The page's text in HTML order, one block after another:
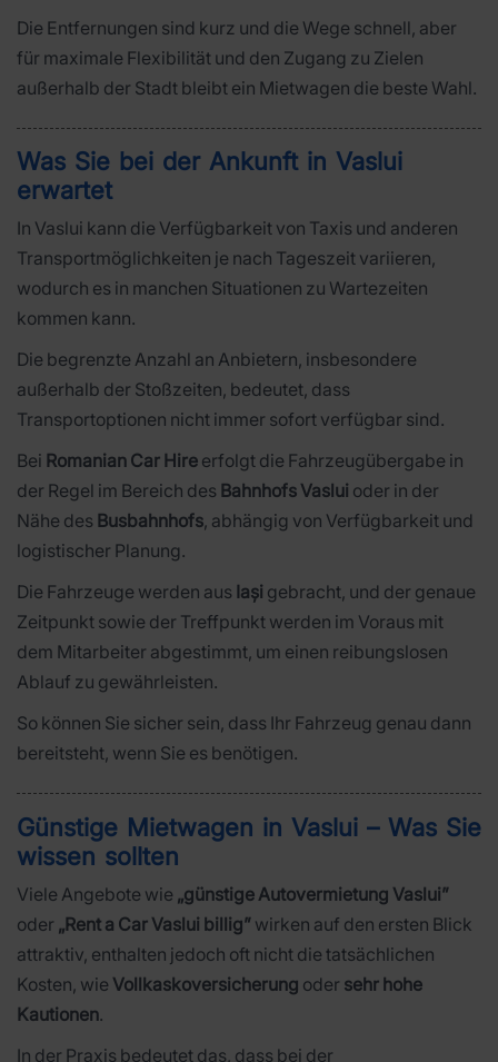
Die Entfernungen sind kurz und die Wege schnell, aber
für maximale Flexibilität und den Zugang zu Zielen
außerhalb der Stadt bleibt ein Mietwagen die beste Wahl.
Was Sie bei der Ankunft in Vaslui
erwartet
In Vaslui kann die Verfügbarkeit von Taxis und anderen
Transportmöglichkeiten je nach Tageszeit variieren,
wodurch es in manchen Situationen zu Wartezeiten
kommen kann.
Die begrenzte Anzahl an Anbietern, insbesondere
außerhalb der Stoßzeiten, bedeutet, dass
Transportoptionen nicht immer sofort verfügbar sind.
Bei Romanian Car Hire erfolgt die Fahrzeugübergabe in
der Regel im Bereich des Bahnhofs Vaslui oder in der
Nähe des Busbahnhofs, abhängig von Verfügbarkeit und
logistischer Planung.
Die Fahrzeuge werden aus Iași gebracht, und der genaue
Zeitpunkt sowie der Treffpunkt werden im Voraus mit
dem Mitarbeiter abgestimmt, um einen reibungslosen
Ablauf zu gewährleisten.
So können Sie sicher sein, dass Ihr Fahrzeug genau dann
bereitsteht, wenn Sie es benötigen.
Günstige Mietwagen in Vaslui – Was Sie
wissen sollten
Viele Angebote wie „günstige Autovermietung Vaslui”
oder „Rent a Car Vaslui billig” wirken auf den ersten Blick
attraktiv, enthalten jedoch oft nicht die tatsächlichen
Kosten, wie Vollkaskoversicherung oder sehr hohe
Kautionen.
In der Praxis bedeutet das, dass bei der